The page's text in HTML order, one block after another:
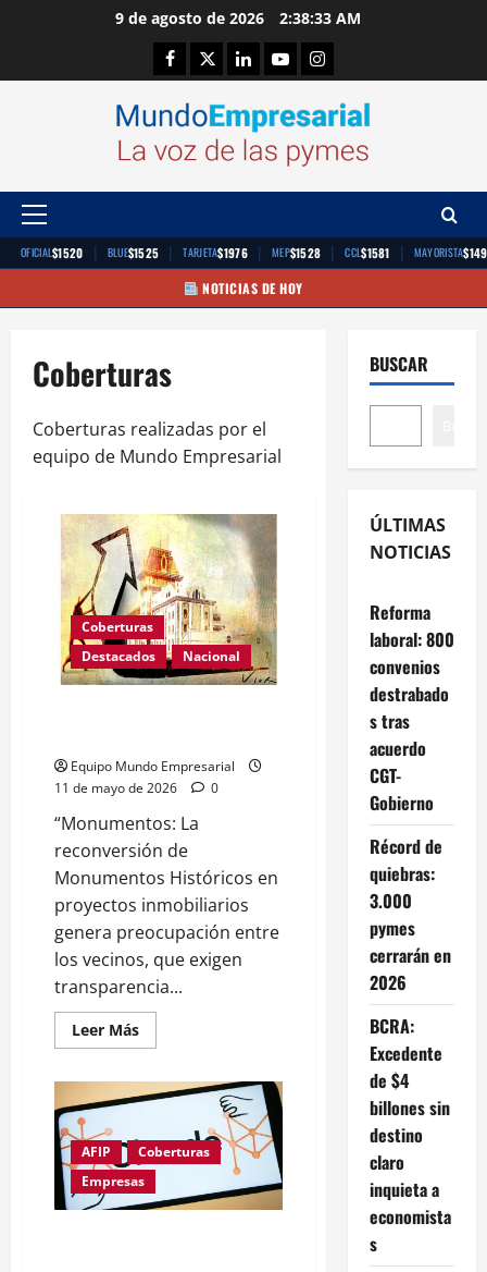
9 de agosto de 2026 2:38:33 AM
Facebook
TwitterLinkedinYoutubeInstagram
Menú
principal
OFICIAL$1520 | BLUE$1525 | TARJETA$1976 | MEP$1528 | CCL$1581 | MAYORISTA
NOTICIAS DE HOY
Coberturas
Coberturas realizadas por el
equipo de Mundo Empresarial
Coberturas
Destacados
Nacional
Equipo Mundo Empresarial
11 de mayo de 2026
0
“Monumentos: La
reconversión de
Monumentos Históricos en
proyectos inmobiliarios
genera preocupación entre
los vecinos, que exigen
transparencia...
Leer MásLeer
más
Demuelen
la
fabrica
de
Bieckert
AFIP
Coberturas
Empresas
BUSCAR
ÚLTIMAS
NOTICIAS
Reforma
laboral: 800
convenios
destrabado
s tras
acuerdo
CGT-
Gobierno
Récord de
quiebras:
3.000
pymes
cerrarán en
2026
BCRA:
Excedente
de $4
billones sin
destino
claro
inquieta a
economista
s